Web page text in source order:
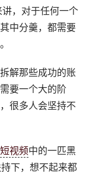
，对于任何一个
中分羹，都需要
解那些成功的账
要一个大的阶
很多人会坚持不
短视频中的一匹黑
下，想不起来都